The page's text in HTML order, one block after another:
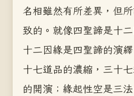
名相雖然有所差異，但
致的。就像四聖諦是十二
十二因緣是四聖諦的演
十七道品的濃縮，三十
的開演；緣起性空是三